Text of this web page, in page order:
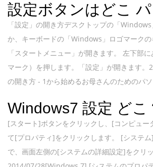
設定ボタンはどこ
「設定」の開き方デスクトップの「
か、キーボードの「Windows」ロゴマークの
「スタートメニュー」が開きます。 左下部
マーク）を押します。「設定」が開きます。
の開き方 - 1から始めるお母さんのためのパ
Windows7 設定 どこ
[スタート]ボタンをクリックし、[コンピュー
て[プロパティ]をクリックします。 [システ
で、画面左側の[システムの詳細設定]をクリッ